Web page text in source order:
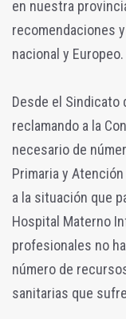
en nuestra
recomendaciones
nacional y Europeo.
Desde el Sindicato
reclamando a la
necesario de
Primaria y
a la situación que
Hospital Materno
profesionales no
número de
sanitarias que